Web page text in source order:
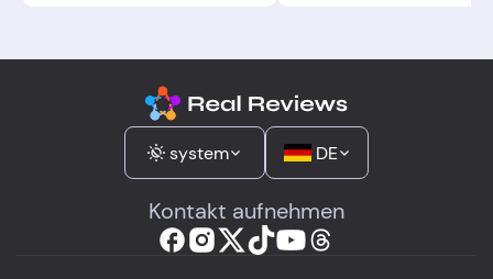
system DE
Kontakt aufnehmen